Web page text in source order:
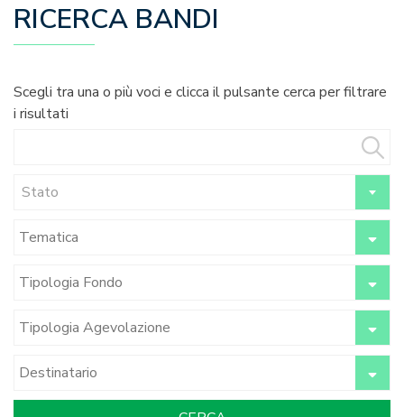
RICERCA BANDI
Scegli tra una o più voci e clicca il pulsante cerca per filtrare
i risultati
Stato